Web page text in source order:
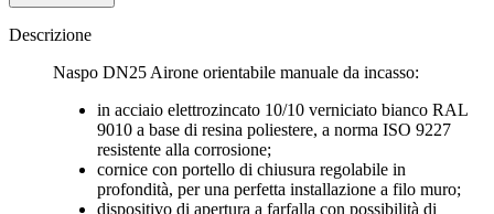
Descrizione
Naspo DN25 Airone orientabile manuale da incasso:
in acciaio elettrozincato 10/10 verniciato bianco RAL
9010 a base di resina poliestere, a norma ISO 9227
resistente alla corrosione;
cornice con portello di chiusura regolabile in
profondità, per una perfetta installazione a filo muro;
dispositivo di apertura a farfalla con possibilità di